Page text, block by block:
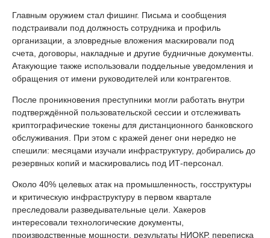
Главным оружием стал фишинг. Письма и сообщения
подстраивали под должность сотрудника и профиль
организации, а зловредные вложения маскировали под
счета, договоры, накладные и другие будничные документы.
Атакующие также использовали поддельные уведомления и
обращения от имени руководителей или контрагентов.
После проникновения преступники могли работать внутри
подтверждённой пользовательской сессии и отслеживать
криптографические токены для дистанционного банковского
обслуживания. При этом с кражей денег они нередко не
спешили: месяцами изучали инфраструктуру, добирались до
резервных копий и маскировались под ИТ-персонал.
Около 40% целевых атак на промышленность, госструктуры
и критическую инфраструктуру в первом квартале
преследовали разведывательные цели. Хакеров
интересовали технологические документы,
производственные мощности, результаты НИОКР, переписка